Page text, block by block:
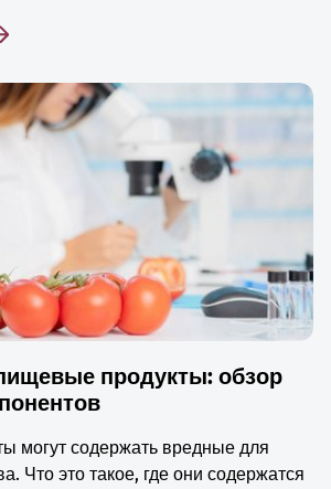
продукты: обзор
могут содержать вредные для
Что это такое, где они содержатся